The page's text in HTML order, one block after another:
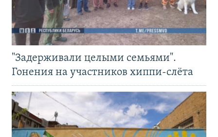
"Задерживали целыми семьями".
Гонения на участников хиппи-слёта